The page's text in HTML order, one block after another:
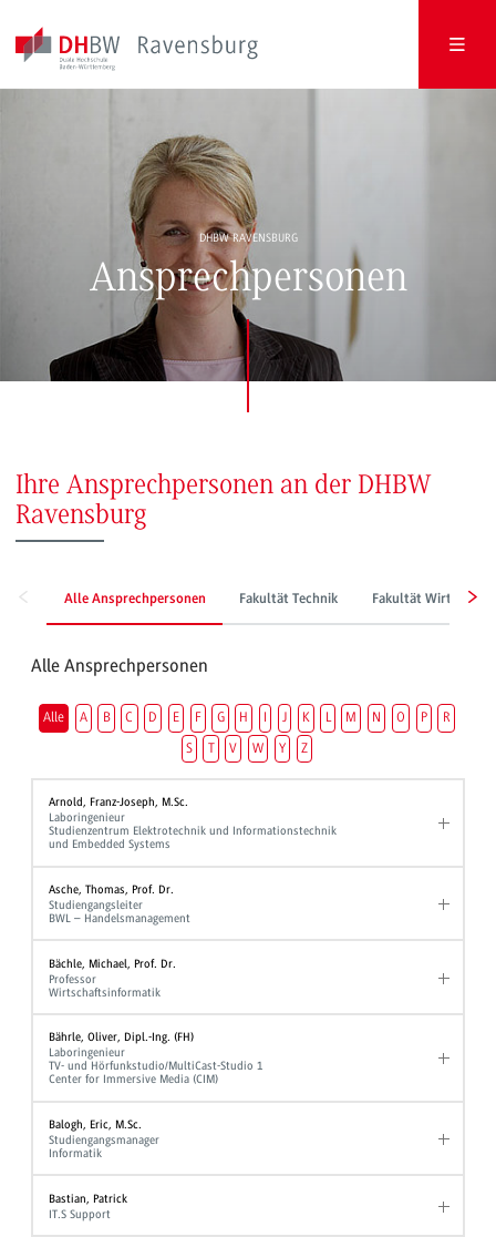
DHBW RAVENSBURG
Ansprechpersonen
Ihre Ansprechpersonen an der DHBW
Ravensburg
Alle Ansprechpersonen Fakultät Technik Fakultät Wirtschaft
Alle Ansprechpersonen
Alle A B C D E F G H I J K L M N O P
R
S
T V W Y Z
Arnold, Franz-Joseph, M.Sc.
Laboringenieur
Studienzentrum Elektrotechnik und Informationstechnik
und Embedded Systems
Asche, Thomas, Prof. Dr.
Studiengangsleiter
BWL – Handelsmanagement
Bächle, Michael, Prof. Dr.
Professor
Wirtschaftsinformatik
Bährle, Oliver, Dipl.-Ing. (FH)
Laboringenieur
TV- und Hörfunkstudio/MultiCast-Studio 1
Center for Immersive Media (CIM)
Balogh, Eric, M.Sc.
Studiengangsmanager
Informatik
Bastian, Patrick
IT.S Support